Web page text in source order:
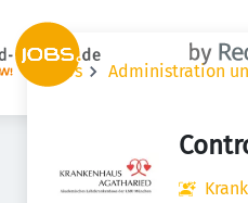
Jobs Administration